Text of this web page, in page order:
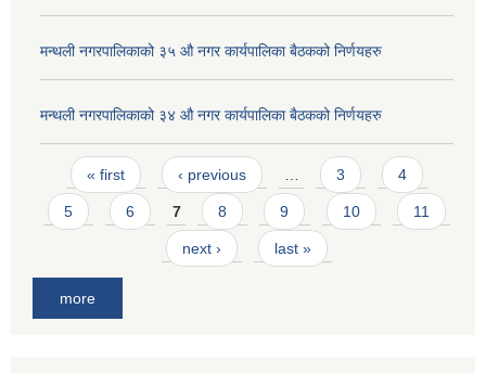
मन्थली नगरपालिकाको ३५ औ नगर कार्यपालिका बैठकको निर्णयहरु
मन्थली नगरपालिकाको ३४ औ नगर कार्यपालिका बैठकको निर्णयहरु
Pages
« first ‹ previous 3 4
5 6 7 8 9 10 11
next › last »
more